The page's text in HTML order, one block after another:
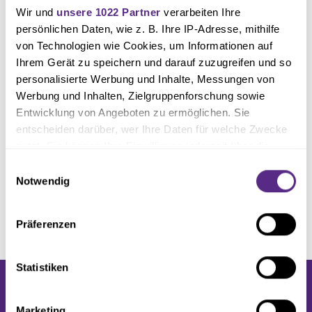
Wir und unsere 1022 Partner verarbeiten Ihre
persönlichen Daten, wie z. B. Ihre IP-Adresse, mithilfe
von Technologien wie Cookies, um Informationen auf
Ihrem Gerät zu speichern und darauf zuzugreifen und so
personalisierte Werbung und Inhalte, Messungen von
Werbung und Inhalten, Zielgruppenforschung sowie
Entwicklung von Angeboten zu ermöglichen. Sie
entscheiden darüber, wer Ihre Daten für welche Zwecke
Trigger Symbol ändern oder widerrufen
Informationen über Ihre geografische Lage erfassen,
Ihr Gerät durch aktives Scannen nach bestimmten
Erfahren Sie mehr darüber, wie Ihre persönlichen Daten
Notwendig
Präferenzen
Statistiken